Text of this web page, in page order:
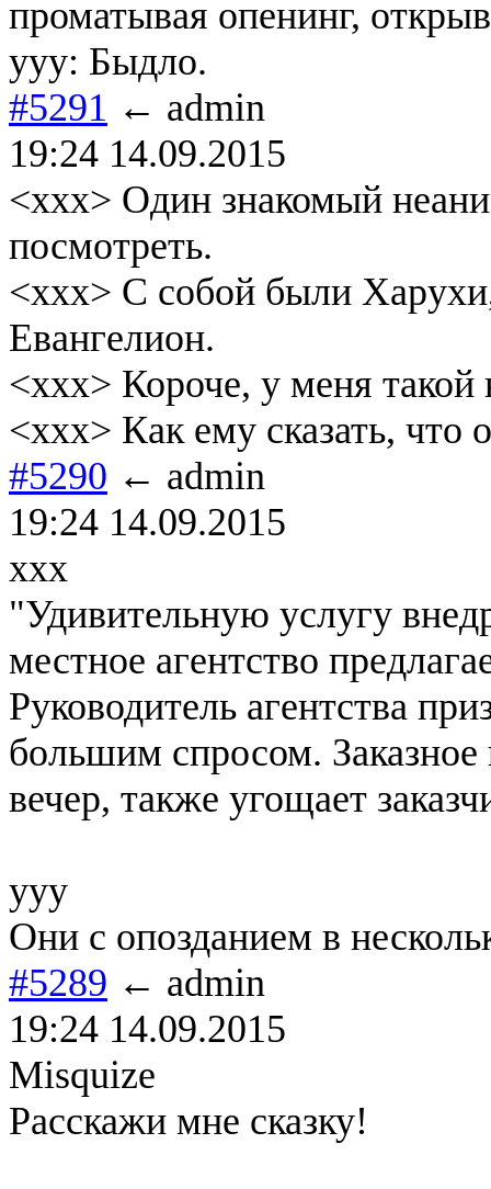
проматывая опенинг,
yyy: Быдло.
#5291 ← admin
19:24 14.09.2015
<xxx> Один знакомый
посмотреть.
<xxx> С собой были
Евангелион.
<xxx> Короче, у меня такой
<xxx> Как ему сказать, что
#5290 ← admin
19:24 14.09.2015
xxx
"Удивительную услугу
местное агентство
Руководитель агентства
большим спросом. Заказное
вечер, также угощает
yyy
Они с опозданием в
#5289 ← admin
19:24 14.09.2015
Misquize
Расскажи мне сказку!